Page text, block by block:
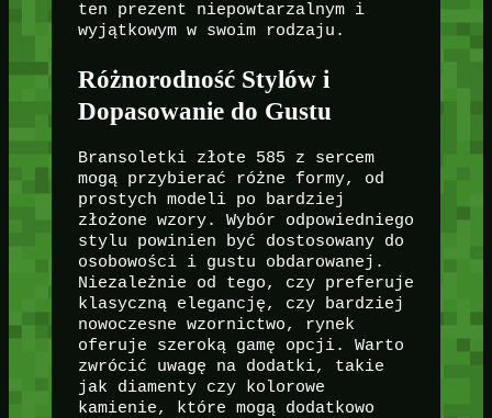
ten prezent niepowtarzalnym i
wyjątkowym w swoim rodzaju.
Różnorodność Stylów i
Dopasowanie do Gustu
Bransoletki złote 585 z sercem
mogą przybierać różne formy, od
prostych modeli po bardziej
złożone wzory. Wybór odpowiedniego
stylu powinien być dostosowany do
osobowości i gustu obdarowanej.
Niezależnie od tego, czy preferuje
klasyczną elegancję, czy bardziej
nowoczesne wzornictwo, rynek
oferuje szeroką gamę opcji. Warto
zwrócić uwagę na dodatki, takie
jak diamenty czy kolorowe
kamienie, które mogą dodatkowo